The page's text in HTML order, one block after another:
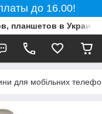
до 16.00!
планшетов в
для мобільних